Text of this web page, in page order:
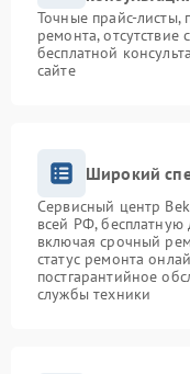
Точные прайс-листы,
ремонта,
бесплатной
сайте
Широкий
Сервисный центр
всей РФ, бесплатную
включая срочный
статус ремонта
постгарантийное
службы техники